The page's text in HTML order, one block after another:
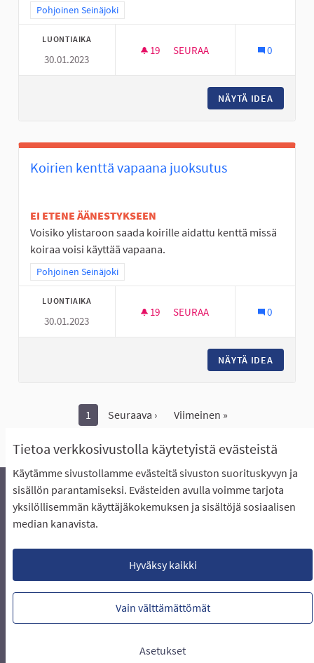
Tietoa verkkosivustolla käytetyistä evästeistä
Käytämme sivustollamme evästeitä sivuston suorituskyvyn ja
sisällön parantamiseksi. Evästeiden avulla voimme tarjota
yksilöllisemmän käyttäjäkokemuksen ja sisältöjä sosiaalisen
median kanavista.
Hyväksy kaikki
Vain välttämättömät
Asetukset
Rajaa tulokset teeman mukaan: Pohjoinen Seinäjoki
Pohjoinen Seinäjoki
LUONTIAIKA
30.01.2023
19 19 SEURAAJAA
SEURAA 0
NÄYTÄ IDEA
Koirien kenttä vapaana juoksutus
EI ETENE ÄÄNESTYKSEEN
Voisiko ylistaroon saada koirille aidattu kenttä missä
koiraa voisi käyttää vapaana.
Rajaa tulokset teeman mukaan: Pohjoinen Seinäjoki
Pohjoinen Seinäjoki
LUONTIAIKA
30.01.2023
19 19 SEURAAJAA
SEURAA 0
NÄYTÄ IDEA
1 Seuraava › Viimeinen »
Näytä kaikki peruutetut ideat
Äänestyksen pikaohjeet
Usein kysytyt kysymykset
Näin äänestät Asukasbudjetissa
Lataa avoimet datatiedostot
Evästeasetukset
Verkkosivusto luotuvapaan ohjelmiston